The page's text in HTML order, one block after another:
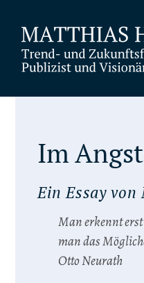
Im
Ein Essay
Man erkennt
man das
Otto Neurath